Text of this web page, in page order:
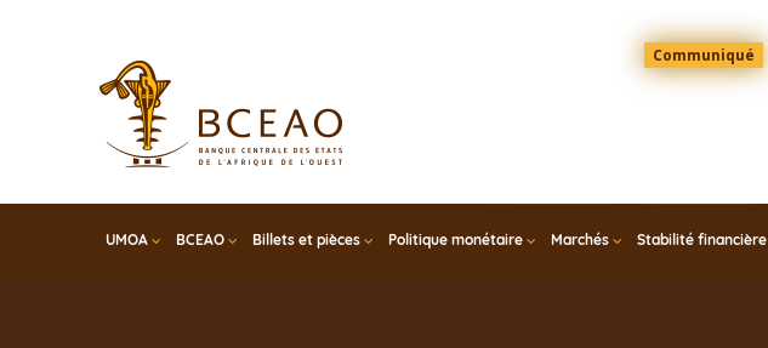
Menu
Top
Communiqué
UMOA BCEAO Billets et pièces Politique monétaire Marchés Stabilité financière